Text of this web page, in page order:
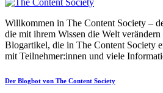
Willkommen in The Content Society –
die mit ihrem Wissen die Welt
Blogartikel, die in The Content Society
mit Teilnehmer:innen und viele
Der Blogbot von The Content Society